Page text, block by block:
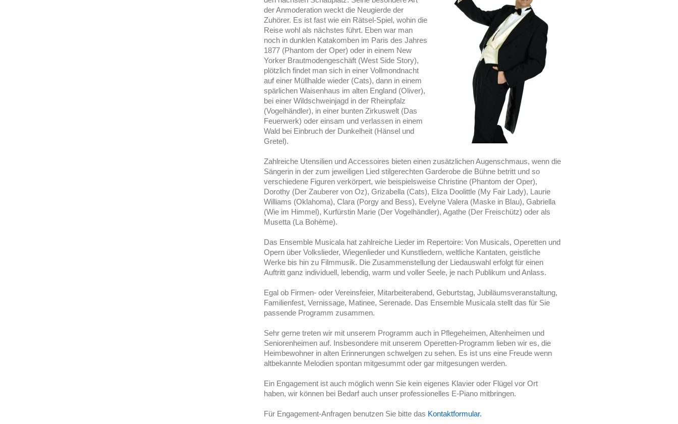
der Anmoderation weckt die Neugierde der
Zuhörer. Es ist fast wie ein Rätsel-Spiel, wohin die
Reise wohl als nächstes führt. Eben war man
noch in dunklen Katakomben im Paris des Jahres
1877 (Phantom der Oper) oder in einem New
Yorker Brautmodengeschäft (West Side Story),
plötzlich findet man sich in einer Vollmondnacht
auf einer Müllhalde wieder (Cats), dann in einem
spärlichen Waisenhaus im alten England (Oliver),
bei einer Wildschweinjagd in der Rheinpfalz
(Vogelhändler), in einer bunten Zirkuswelt (Das
Feuerwerk) oder einsam und verlassen in einem
Wald bei Einbruch der Dunkelheit (Hänsel und
Gretel).
Zahlreiche Utensilien und Accessoires bieten einen zusätzlichen Augenschmaus, wenn die
Sängerin in der zum jeweiligen Lied stilgerechten Garderobe die Bühne betritt und so
verschiedene Figuren verkörpert, wie beispielsweise Christine (Phantom der Oper),
Dorothy (Der Zauberer von Oz), Grizabella (Cats), Eliza Doolittle (My Fair Lady), Laurie
Williams (Oklahoma), Clara (Porgy and Bess), Evelyne Valera (Maske in Blau), Gabriella
(Wie im Himmel), Kurfürstin Marie (Der Vogelhändler), Agathe (Der Freischütz) oder als
Musetta (La Bohème).
Das Ensemble Musicala hat zahlreiche Lieder im Repertoire: Von Musicals, Operetten und
Opern über Volkslieder, Wiegenlieder und Kunstliedern, weltliche Kantaten, geistliche
Werke bis hin zu Filmmusik. Die Zusammenstellung der Liedauswahl erfolgt für einen
Auftritt ganz individuell, lebendig, warm und voller Seele, je nach Publikum und Anlass.
Egal ob Firmen- oder Vereinsfeier, Mitarbeiterabend, Geburtstag, Jubiläumsveranstaltung,
Familienfest, Vernissage, Matinee, Serenade. Das Ensemble Musicala stellt das für Sie
passende Programm zusammen.
Sehr gerne treten wir mit unserem Programm auch in Pflegeheimen, Altenheimen und
Seniorenheimen auf. Insbesondere mit unserem Operetten-Programm lieben wir es, die
Heimbewohner in alten Erinnerungen schwelgen zu sehen. Es ist uns eine Freude wenn
altbekannte Melodien spontan mitgesummt oder gar mitgesungen werden.
Ein Engagement ist auch möglich wenn Sie kein eigenes Klavier oder Flügel vor Ort
haben, wir können bei Bedarf auch unser professionelles E-Piano mitbringen.
Für Engagement-Anfragen benutzen Sie bitte das Kontaktformular.